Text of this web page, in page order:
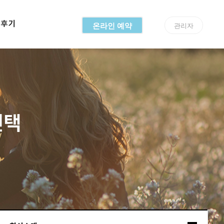
기 온라인 예약 관리자